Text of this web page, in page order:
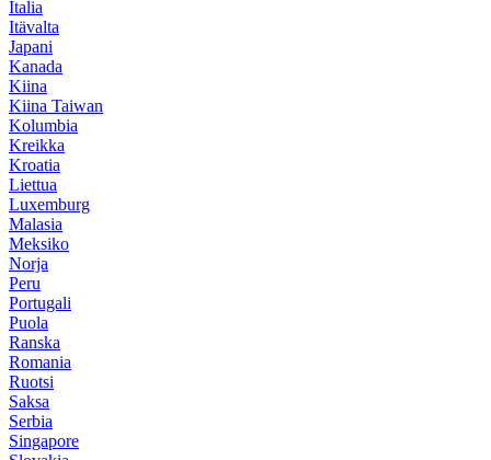
Italia
Itävalta
Japani
Kanada
Kiina
Kiina Taiwan
Kolumbia
Kreikka
Kroatia
Liettua
Luxemburg
Malasia
Meksiko
Norja
Peru
Portugali
Puola
Ranska
Romania
Ruotsi
Saksa
Serbia
Singapore